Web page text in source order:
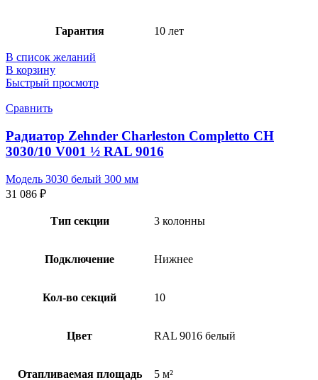
Гарантия 10 лет
В список желаний
В корзину
Быстрый просмотр
Сравнить
Радиатор Zehnder Charleston Completto CH
3030/10 V001 ½ RAL 9016
Модель 3030 белый 300 мм
31 086 ₽
Тип секции 3 колонны
Подключение Нижнее
Кол-во секций 10
Цвет RAL 9016 белый
Отапливаемая площадь 5 м²